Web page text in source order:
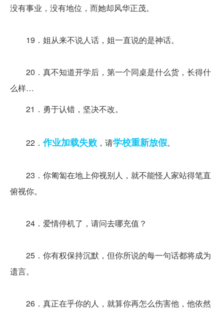
没有事业，没有地位，而她却风华正茂。
19．姐从来不说人话，姐一直说的是神话。
20．真不知道开学后，第一个同桌是什么货，长得什
么样…
21．勇于认错，坚决不改。
22．作业加载失败 ，请学校重新放假。
23．你匍匐在地上仰视别人，就不能怪人家站得笔直
俯视你。
24．爱情停机了，请问去哪充值？
25．你有权保持沉默，但你所说的每一句话都将成为
遗言。
26．真正在乎你的人，就算你再怎么伤害他，他依然